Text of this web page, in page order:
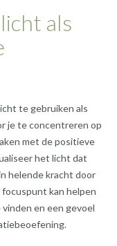
als
te gebruiken als
je te concentreren op
met de positieve
het licht dat
helende kracht door
kan helpen
en een gevoel